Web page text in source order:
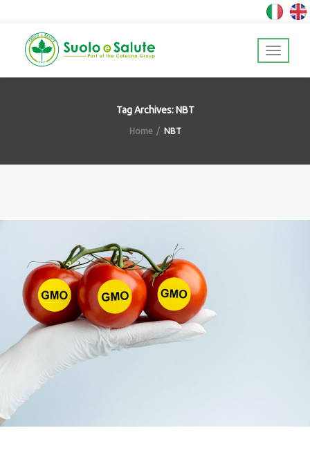
Tag Archives: NBT
Home NBT